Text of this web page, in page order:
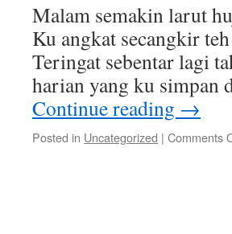
Malam semakin larut
Ku angkat secangkir
Teringat sebentar lagi
harian yang ku
Continue reading →
Posted in Uncategorized | Comments